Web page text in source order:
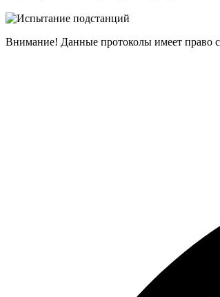
Внимание! Данные протоколы имеет право